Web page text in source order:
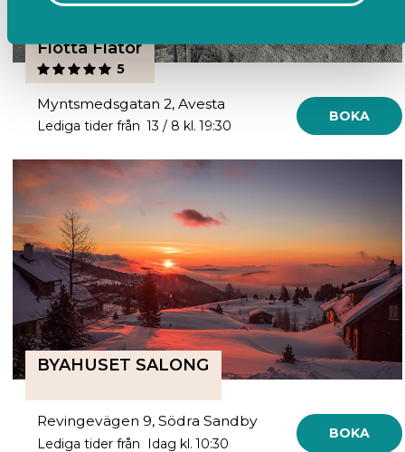
Flotta Flätor
5
Myntsmedsgatan 2, Avesta
Lediga tider från 13 / 8 kl. 19:30
BOKA
BYAHUSET SALONG
Revingevägen 9, Södra Sandby
Lediga tider från Idag kl. 10:30
BOKA